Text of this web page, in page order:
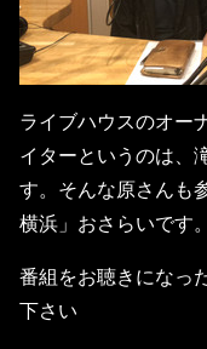
ライブハウスのオー
イターというのは、
す。そんな原さんも
横浜」おさらいです。
番組をお聴きになっ
下さい